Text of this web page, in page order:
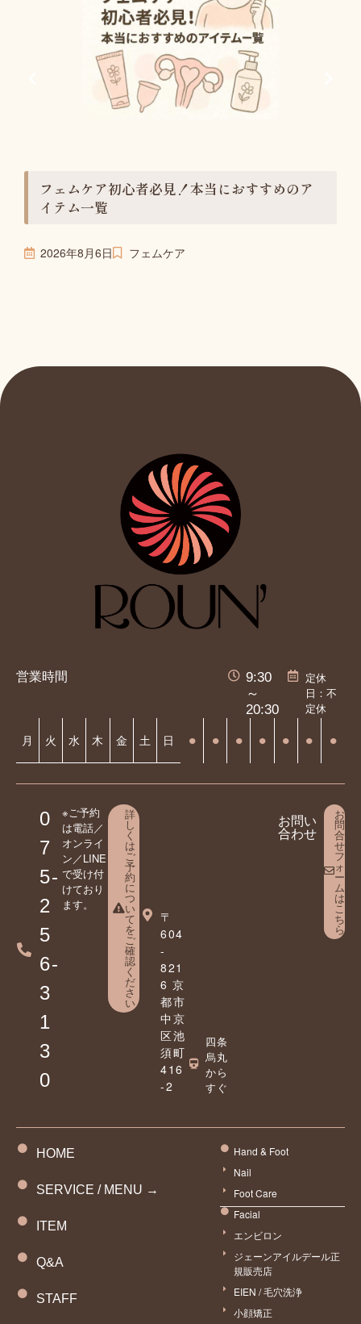
フェムケア初心者必見！本当におすすめのア
イテム一覧
2026年8月6日 フェムケア
営業時間
9:30
～
20:30
定休
日：不
定休
月 火 水 木 金 土 日 ⚫︎ ⚫︎ ⚫︎ ⚫︎ ⚫︎ ⚫︎ ⚫︎
0
7
5-
2
5
6-
3
1
3
0
※ご予約
は電話／
オンライ
ン／LINE
で受け付
けており
ます。
詳
し
く
は
ご
予
約
に
つ
い
て
を
ご
確
認
く
だ
さ
い
〒
604
-
821
6 京
都市
中京
区池
須町
416
-2
四条
烏丸
から
すぐ
お問い
合わせ
お
問
合
せ
フ
ォ
ー
ム
は
こ
ち
ら
HOME
SERVICE / MENU →
ITEM
Q&A
STAFF
Hand & Foot
Nail
Foot Care
Facial
エンビロン
ジェーンアイルデール正
規販売店
EIEN / 毛穴洗浄
小顔矯正